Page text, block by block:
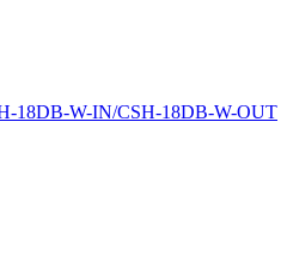
18DB-W-IN/CSH-18DB-W-OUT